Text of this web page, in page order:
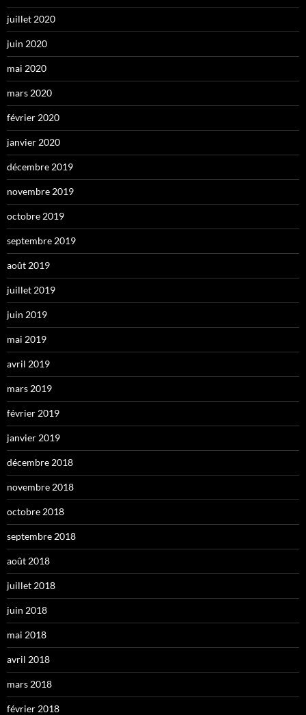
juillet 2020
juin 2020
mai 2020
mars 2020
février 2020
janvier 2020
décembre 2019
novembre 2019
octobre 2019
septembre 2019
août 2019
juillet 2019
juin 2019
mai 2019
avril 2019
mars 2019
février 2019
janvier 2019
décembre 2018
novembre 2018
octobre 2018
septembre 2018
août 2018
juillet 2018
juin 2018
mai 2018
avril 2018
mars 2018
février 2018